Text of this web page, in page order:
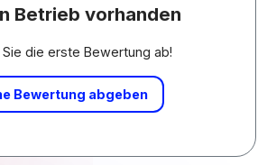
Betrieb vorhanden
die erste Bewertung ab!
Bewertung abgeben